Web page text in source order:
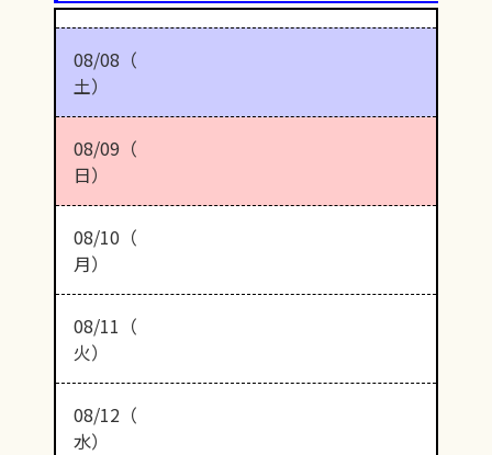
08/08（
土）
08/09（
日）
08/10（
月）
08/11（
火）
08/12（
水）